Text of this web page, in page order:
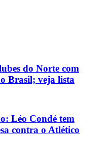
do Norte com
Brasil; veja lista
Léo Condé tem
contra o Atlético